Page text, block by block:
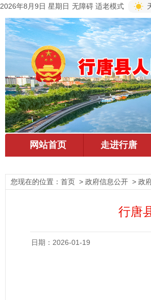
2026年8月9日 星期日 无障碍 适老模式
您现在的位置： 首页 > 政府信息公开 > 政
行唐
日期：2026-01-19